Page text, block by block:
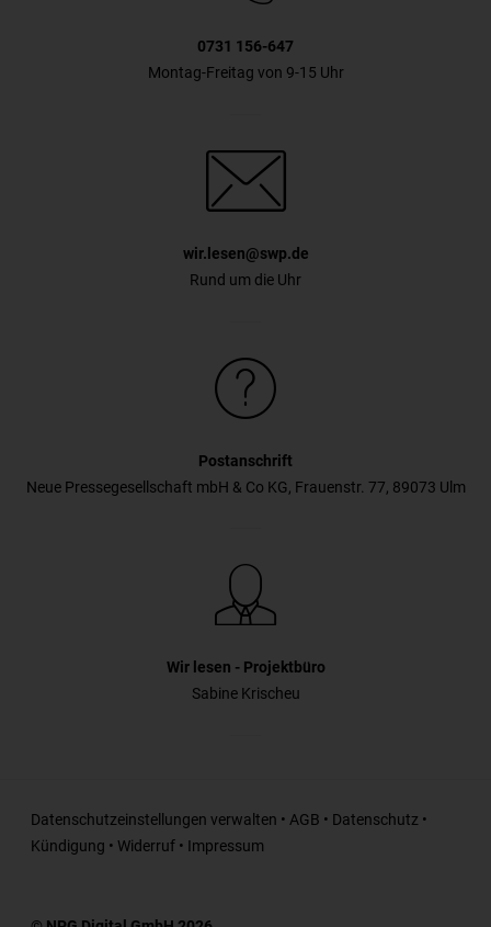
0731 156-647
Montag-Freitag von 9-15 Uhr
wir.lesen@swp.de
Rund um die Uhr
Postanschrift
Neue Pressegesellschaft mbH & Co KG, Frauenstr. 77, 89073 Ulm
Wir lesen - Projektbüro
Sabine Krischeu
Datenschutzeinstellungen verwalten • AGB • Datenschutz •
Kündigung • Widerruf • Impressum